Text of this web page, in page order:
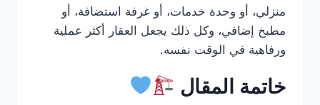
منزلي، أو وحدة خدمات، أو غرفة استضافة، أو
مطبخ إضافي، وكل ذلك يجعل العقار أكثر عملية
ورفاهية في الوقت نفسه.
خاتمة المقال